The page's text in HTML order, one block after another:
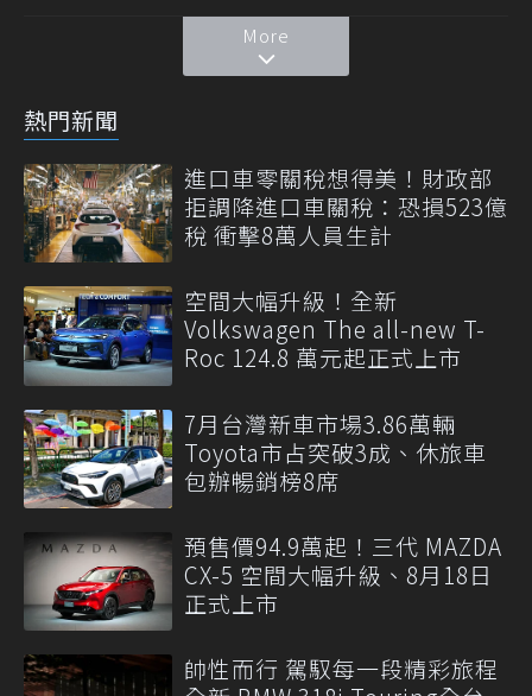
More
熱門新聞
進口車零關稅想得美！財政部
拒調降進口車關稅：恐損523億
稅 衝擊8萬人員生計
空間大幅升級！全新
Volkswagen The all-new T-
Roc 124.8 萬元起正式上市
7月台灣新車市場3.86萬輛
Toyota市占突破3成、休旅車
包辦暢銷榜8席
預售價94.9萬起！三代 MAZDA
CX-5 空間大幅升級、8月18日
正式上市
帥性而行 駕馭每一段精彩旅程